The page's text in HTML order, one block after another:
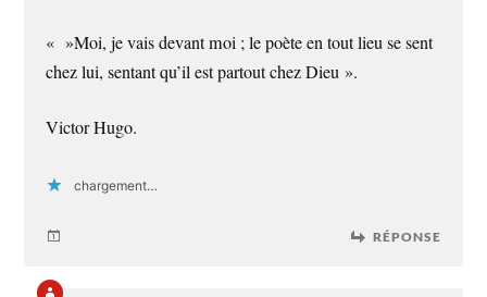
« »Moi, je vais devant moi ; le poète en tout lieu se sent
chez lui, sentant qu’il est partout chez Dieu ».
Victor Hugo.
chargement…
RÉPONSE